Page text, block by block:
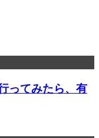
ってみたら、有